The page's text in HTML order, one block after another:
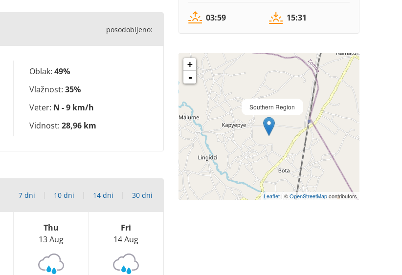
posodobljeno:
Oblak: 49%
Vlažnost: 35%
Veter: N - 9 km/h
Vidnost: 28,96 km
7 dni 10 dni 14 dni 30 dni
Thu
13 Aug
Fri
14 Aug
03:59 15:31
Southern Region
+
-
Leaflet | ©OpenStreetMapcontributors